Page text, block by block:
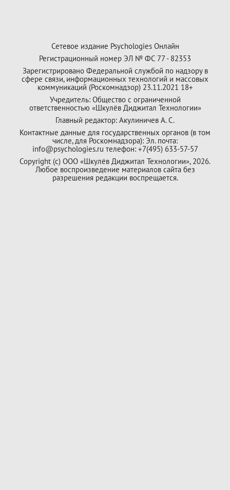
Сетевое издание Psychologies Онлайн
Регистрационный номер ЭЛ № ФС 77 - 82353
Зарегистрировано Федеральной службой по надзору в
сфере связи, информационных технологий и массовых
коммуникаций (Роскомнадзор) 23.11.2021 18+
Учредитель: Общество с ограниченной
ответственностью «Шкулёв Диджитал Технологии»
Главный редактор: Акулиничев А. С.
Контактные данные для государственных органов (в том
числе, для Роскомнадзора): Эл. почта:
info@psychologies.ru телефон: +7(495) 633-57-57
Copyright (с) ООО «Шкулёв Диджитал Технологии», 2026.
Любое воспроизведение материалов сайта без
разрешения редакции воспрещается.